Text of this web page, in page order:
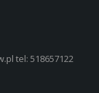
tel: 518657122